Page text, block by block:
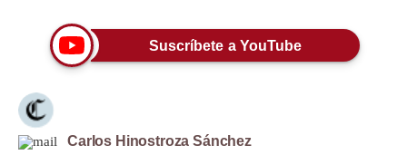
Estilos
Mundo
EEUU
Suscríbete a YouTube
Carlos Hinostroza Sánchez